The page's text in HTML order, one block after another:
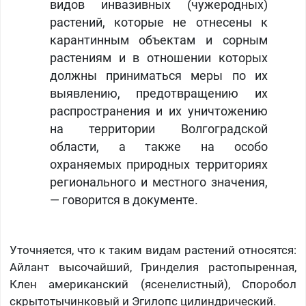
видов инвазивных (чужеродных)
растений, которые не отнесены к
карантинным объектам и сорным
растениям и в отношении которых
должны приниматься меры по их
выявлению, предотвращению их
распространения и их уничтожению
на территории Волгоградской
области, а также на особо
охраняемых природных территориях
регионального и местного значения,
— говорится в документе.
Уточняется, что к таким видам растений относятся:
Айлант высочайший, Гринделия растопыренная,
Клен американский (ясенелистный), Споробол
скрытотычинковый и Эгилопс цилиндрический.